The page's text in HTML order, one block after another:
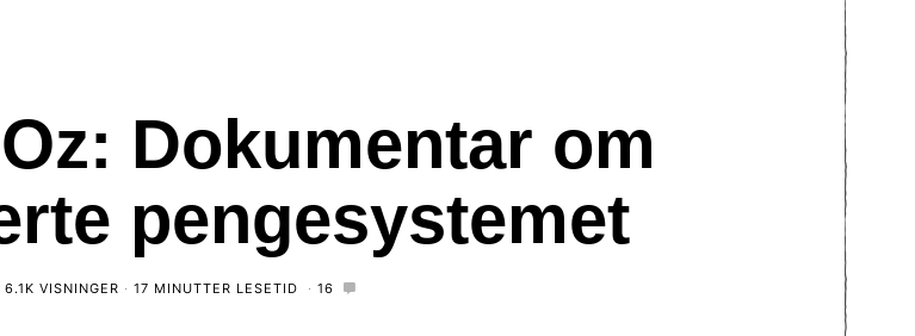
Dokumentar om
pengesystemet
6.1K VISNINGER 17 MINUTTER LESETID 16